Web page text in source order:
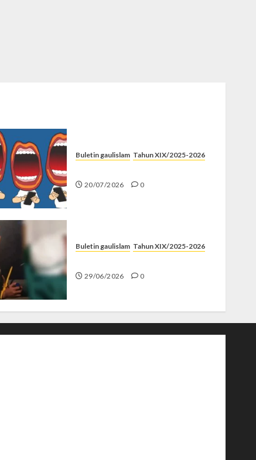
Buletin gaulislam Tahun XIX/2025-2026
20/07/2026 0
Buletin gaulislam Tahun XIX/2025-2026
29/06/2026 0